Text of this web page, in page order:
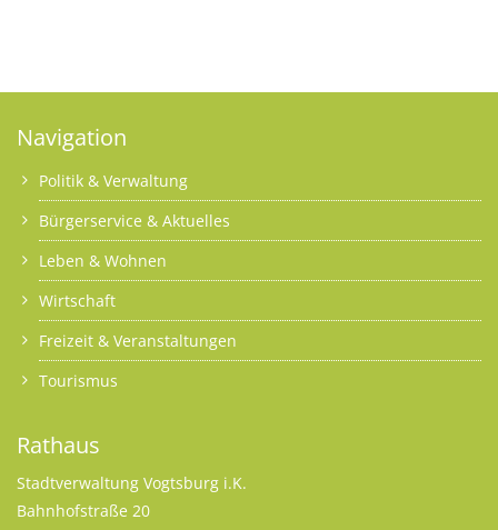
Navigation
Politik & Verwaltung
Bürgerservice & Aktuelles
Leben & Wohnen
Wirtschaft
Freizeit & Veranstaltungen
Tourismus
Rathaus
Stadtverwaltung Vogtsburg i.K.
Bahnhofstraße 20